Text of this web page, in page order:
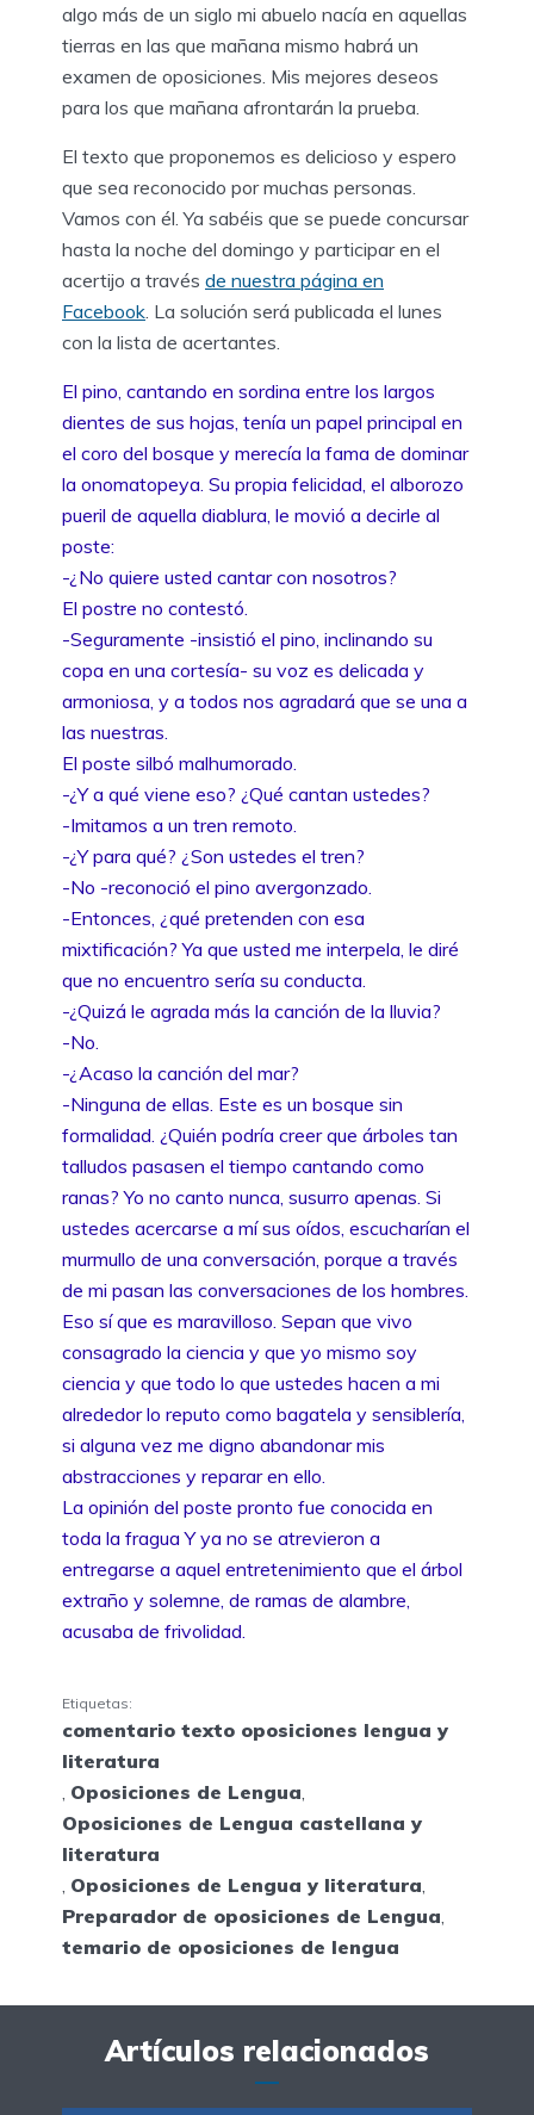
algo más de un siglo mi abuelo nacía en aquellas
tierras en las que mañana mismo habrá un
examen de oposiciones. Mis mejores deseos
para los que mañana afrontarán la prueba.
El texto que proponemos es delicioso y espero
que sea reconocido por muchas personas.
Vamos con él. Ya sabéis que se puede concursar
hasta la noche del domingo y participar en el
acertijo a través de nuestra página en
Facebook . La solución será publicada el lunes
con la lista de acertantes.
El pino, cantando en sordina entre los largos
dientes de sus hojas, tenía un papel principal en
el coro del bosque y merecía la fama de dominar
la onomatopeya. Su propia felicidad, el alborozo
pueril de aquella diablura, le movió a decirle al
poste:
-¿No quiere usted cantar con nosotros?
El postre no contestó.
-Seguramente -insistió el pino, inclinando su
copa en una cortesía- su voz es delicada y
armoniosa, y a todos nos agradará que se una a
las nuestras.
El poste silbó malhumorado.
-¿Y a qué viene eso? ¿Qué cantan ustedes?
-Imitamos a un tren remoto.
-¿Y para qué? ¿Son ustedes el tren?
-No -reconoció el pino avergonzado.
-Entonces, ¿qué pretenden con esa
mixtificación? Ya que usted me interpela, le diré
que no encuentro sería su conducta.
-¿Quizá le agrada más la canción de la lluvia?
-No.
-¿Acaso la canción del mar?
-Ninguna de ellas. Este es un bosque sin
formalidad. ¿Quién podría creer que árboles tan
talludos pasasen el tiempo cantando como
ranas? Yo no canto nunca, susurro apenas. Si
ustedes acercarse a mí sus oídos, escucharían el
murmullo de una conversación, porque a través
de mi pasan las conversaciones de los hombres.
Eso sí que es maravilloso. Sepan que vivo
consagrado la ciencia y que yo mismo soy
ciencia y que todo lo que ustedes hacen a mi
alrededor lo reputo como bagatela y sensiblería,
si alguna vez me digno abandonar mis
abstracciones y reparar en ello.
La opinión del poste pronto fue conocida en
toda la fragua Y ya no se atrevieron a
entregarse a aquel entretenimiento que el árbol
extraño y solemne, de ramas de alambre,
acusaba de frivolidad.
Etiquetas:
comentario texto oposiciones lengua y
literatura
, Oposiciones de Lengua,
Oposiciones de Lengua castellana y
literatura
, Oposiciones de Lengua y literatura,
Preparador de oposiciones de Lengua,
temario de oposiciones de lengua
Artículos relacionados